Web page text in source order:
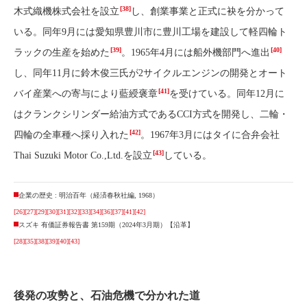
木式織機株式会社を設立[38] し、創業事業と正式に袂を分かって
いる。同年9月には愛知県豊川市に豊川工場を建設して軽四輪ト
ラックの生産を始めた [39]。1965年4月には船外機部門へ進出 [40]
し、同年11月に鈴木俊三氏が2サイクルエンジンの開発とオート
バイ産業への寄与により藍綬褒章[41]を受けている。同年12月に
はクランクシリンダー給油方式であるCCI方式を開発し、二輪・
四輪の全車種へ採り入れた [42]。1967年3月にはタイに合弁会社
Thai Suzuki Motor Co.,Ltd.を設立[43] している。
企業の歴史 : 明治百年（経済春秋社編, 1968）
[26][27][29][30][31][32][33][34][36][37][41][42]
スズキ 有価証券報告書 第159期（2024年3月期）【沿革】
[28][35][38][39][40][43]
後発の攻勢と、石油危機で分かれた道